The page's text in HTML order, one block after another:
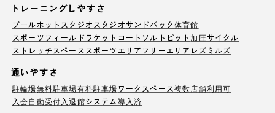
トレーニングしやすさ
プールホットスタジオ スタジオサンドバック体育館
スポーツフィールド ラケットコート ソルトピット加圧サイクル
ストレッチスペース スポーツエリア フリーエリア レズミルズ
通いやすさ
駐輪場無料駐車場有料駐車場ワークスペース複数店舗利用可
入会自動受付 入退館システム導入済